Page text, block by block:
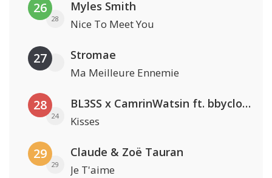
26
28
Myles Smith
Nice To Meet You
27 Stromae
Ma Meilleure Ennemie
28
24
BL3SS x CamrinWatsin ft. bbyclose
Kisses
29
29
Claude & Zoë Tauran
Je T'aime